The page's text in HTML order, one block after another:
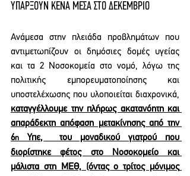
ΥΠΑΡΞΟΥΝ ΚΕΝΑ ΜΕΣΑ ΣΤΟ ΔΕΚΕΜΒΡΙΟ
Ανάμεσα στην πλειάδα προβλημάτων που
αντιμετωπίζουν οι δημόσιες δομές υγείας
και τα 2 Νοσοκομεία στο νομό, λόγω της
πολιτικής εμπορευματοποίησης και
καταγγέλλουμε την πλήρως ακατανόητη και
απαράδεκτη απόφαση μετακίνησης από την
6η
Υπε,  του μοναδικού γιατρού που
διορίστηκε φέτος στο Νοσοκομείο και
μάλιστα στη ΜΕΘ, (όντας ο τρίτος μόνιμος